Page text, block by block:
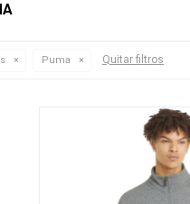
Puma Quitar filtros